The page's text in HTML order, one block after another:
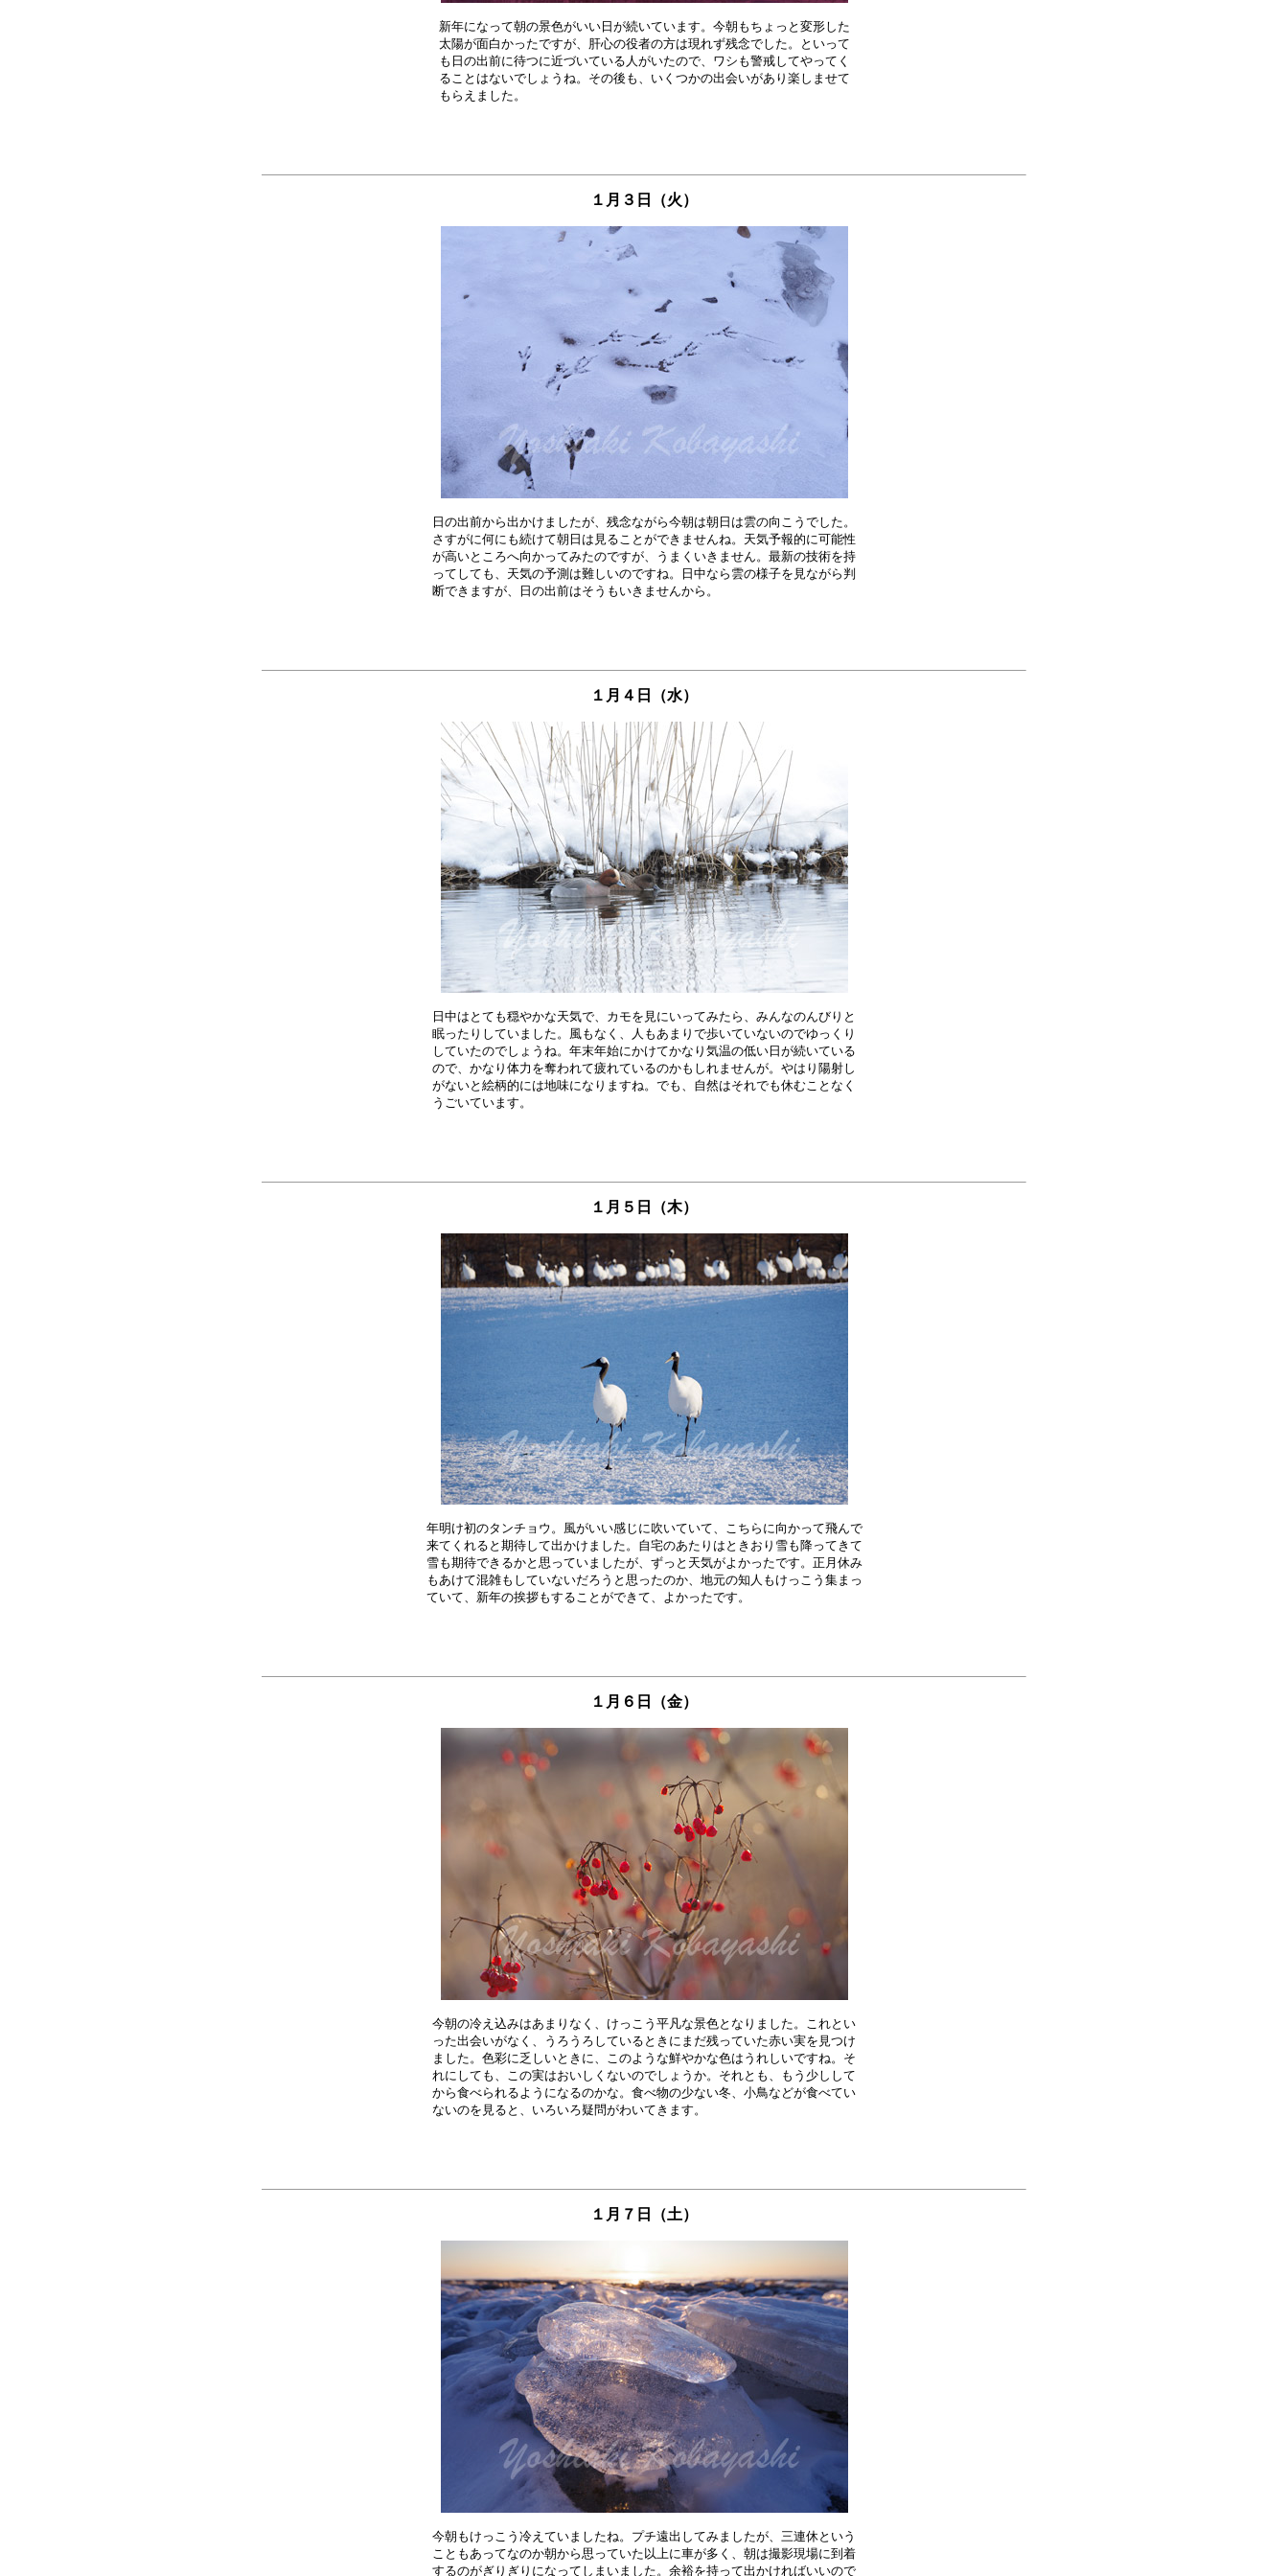
新年になって朝の景色がいい日が続いています。今朝もちょっと変形した
太陽が面白かったですが、肝心の役者の方は現れず残念でした。といって
も日の出前に待つに近づいている人がいたので、ワシも警戒してやってく
ることはないでしょうね。その後も、いくつかの出会いがあり楽しませて
１月３日（火）
日の出前から出かけましたが、残念ながら今朝は朝日は雲の向こうでした。
さすがに何にも続けて朝日は見ることができませんね。天気予報的に可能性
が高いところへ向かってみたのですが、うまくいきません。最新の技術を持
ってしても、天気の予測は難しいのですね。日中なら雲の様子を見ながら判
１月４日（水）
日中はとても穏やかな天気で、カモを見にいってみたら、みんなのんびりと
眠ったりしていました。風もなく、人もあまりで歩いていないのでゆっくり
していたのでしょうね。年末年始にかけてかなり気温の低い日が続いている
ので、かなり体力を奪われて疲れているのかもしれませんが。やはり陽射し
がないと絵柄的には地味になりますね。でも、自然はそれでも休むことなく
１月５日（木）
年明け初のタンチョウ。風がいい感じに吹いていて、こちらに向かって飛んで
来てくれると期待して出かけました。自宅のあたりはときおり雪も降ってきて
雪も期待できるかと思っていましたが、ずっと天気がよかったです。正月休み
もあけて混雑もしていないだろうと思ったのか、地元の知人もけっこう集まっ
１月６日（金）
今朝の冷え込みはあまりなく、けっこう平凡な景色となりました。これとい
った出会いがなく、うろうろしているときにまだ残っていた赤い実を見つけ
ました。色彩に乏しいときに、このような鮮やかな色はうれしいですね。そ
れにしても、この実はおいしくないのでしょうか。それとも、もう少しして
から食べられるようになるのかな。食べ物の少ない冬、小鳥などが食べてい
１月７日（土）
今朝もけっこう冷えていましたね。プチ遠出してみましたが、三連休という
こともあってなのか朝から思っていた以上に車が多く、朝は撮影現場に到着
するのがぎりぎりになってしまいました。余裕を持って出かければいいので